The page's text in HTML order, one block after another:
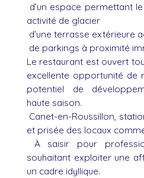
d’un espace permettant
activité de glacier
d’une terrasse extérieure
de parkings à proximité
Le restaurant est ouvert
excellente opportunité de
potentiel de
haute saison.
Canet-en-Roussillon,
et prisée des locaux
À saisir pour
souhaitant exploiter une
un cadre idyllique.